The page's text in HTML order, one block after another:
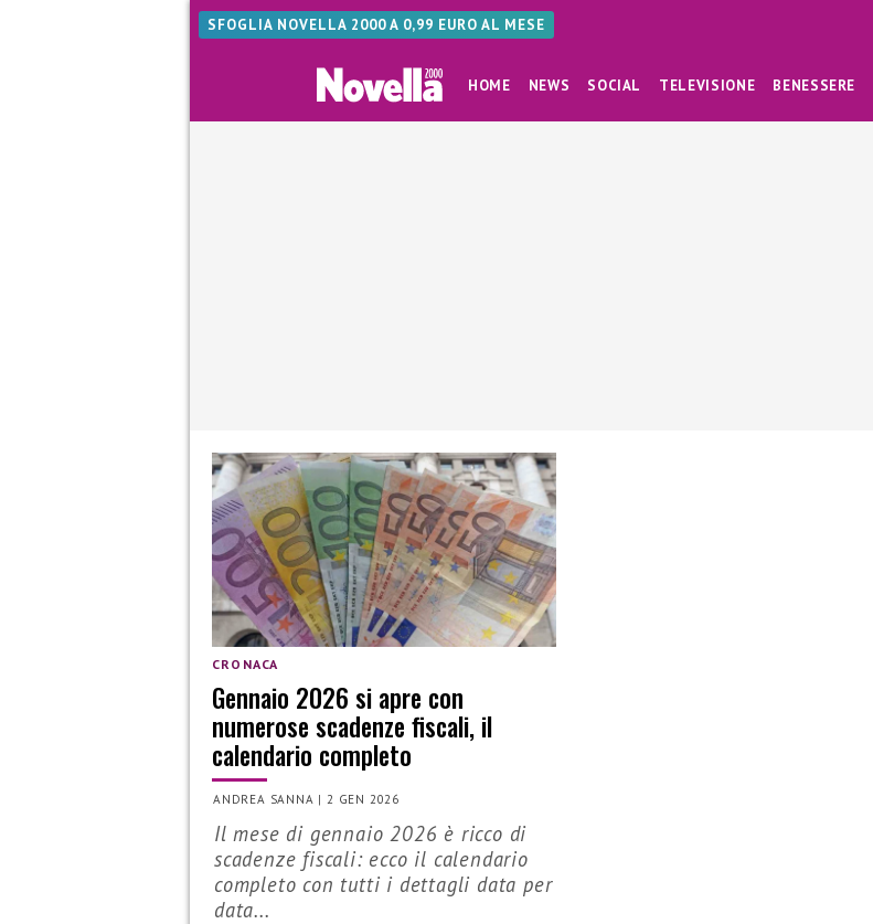
SFOGLIA NOVELLA 2000 A 0,99 EURO AL MESE
HOME NEWS SOCIAL TELEVISIONE BENESSERE
CRONACA
Gennaio 2026 si apre con
numerose scadenze fiscali, il
calendario completo
ANDREA SANNA |2 GEN 2026
Il mese di gennaio 2026 è ricco di
scadenze fiscali: ecco il calendario
completo con tutti i dettagli data per
data...